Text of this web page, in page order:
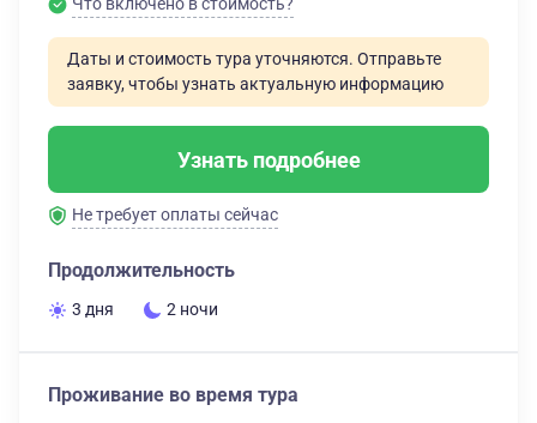
Даты и стоимость тура уточняются. Отправьте
заявку, чтобы узнать актуальную информацию
Узнать подробнее
Не требует оплаты сейчас
Продолжительность
3 дня 2 ночи
Проживание во время тура